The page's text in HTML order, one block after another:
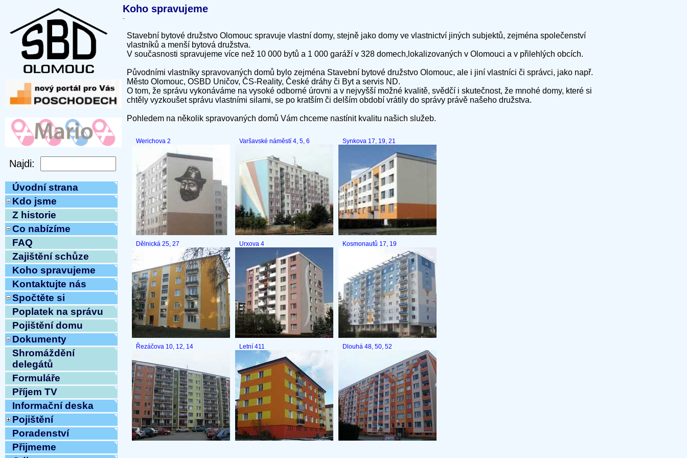
Úvodní strana
Kdo jsme
Z historie
Co nabízíme
FAQ
Zajištění schůze
Koho spravujeme
Kontaktujte nás
Spočtěte si
Poplatek na správu
Pojištění domu
Dokumenty
Shromáždění
delegátů
Formuláře
Příjem TV
Informační deska
Pojištění
Poradenství
Přijmeme
Koho spravujeme
Stavební bytové družstvo Olomouc spravuje vlastní domy, stejně jako domy ve vlastnictví jiných subjektů, zejména společenství
vlastníků a menší bytová družstva.
V současnosti spravujeme více než 10 000 bytů a 1 000 garáží v 328 domech,lokalizovaných v Olomouci a v přilehlých obcích.
Původními vlastníky spravovaných domů bylo zejména Stavební bytové družstvo Olomouc, ale i jiní vlastníci či správci, jako např.
Město Olomouc, OSBD Uničov, ČS-Reality, České dráhy či Byt a servis ND.
O tom, že správu vykonáváme na vysoké odborné úrovni a v nejvyšší možné kvalitě, svědčí i skutečnost, že mnohé domy, které si
chtěly vyzkoušet správu vlastními silami, se po kratším či delším období vrátily do správy právě našeho družstva.
Pohledem na několik spravovaných domů Vám chceme nastínit kvalitu našich služeb.
Werichova 2 Varšavské náměstí 4, 5, 6 Synkova 17, 19, 21
Dělnická 25, 27 Urxova 4 Kosmonautů 17, 19
Řezáčova 10, 12, 14 Letní 411 Dlouhá 48, 50, 52